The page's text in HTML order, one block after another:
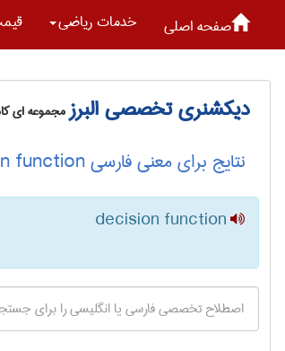
صفحه اصلی خدمات رياضی
دیکشنری تخصصی البرزمجموعه ای
نتایج برای معنی فارسی decision function
decision function